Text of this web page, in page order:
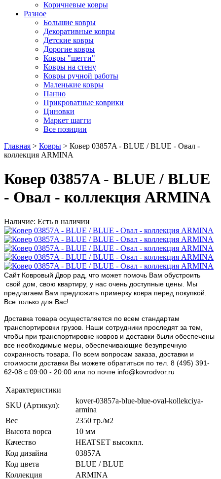
Коричневые ковры
Разное
Большие ковры
Декоративные ковры
Детские ковры
Дорогие ковры
Ковры "шегги"
Ковры на стену
Ковры ручной работы
Маленькие ковры
Панно
Прикроватные коврики
Циновки
Маркет шагги
Все позиции
Главная > Ковры > Ковер 03857A - BLUE / BLUE - Овал -
коллекция ARMINA
Ковер 03857A - BLUE / BLUE
- Овал - коллекция ARMINA
Наличие: Есть в наличии
Сайт Ковровый Двор рад, что может помочь Вам обустроить
свой дом, свою квартиру, у нас очень доступные цены. Мы
предлагаем Вам предложить примерку ковра перед покупкой.
Все только для Вас!
Доставка товара осуществляется по всем стандартам
транспортировки грузов. Наши сотрудники проследят за тем,
чтобы при транспортировке ковров и доставки были обеспечены
все необходимые меры, обеспечивающие безупречную
сохранность товара. По всем вопросам заказа, доставки и
стоимости доставки Вы можете обратиться по тел. 8 (495) 391-
62-08 c 09:00 - 20:00 или по почте info@kovrodvor.ru
Характеристики
SKU (Артикул):
kover-03857a-blue-blue-oval-kollekciya-
armina
Вес
2350 гр./м2
Высота ворса
10 мм
Качество
HEATSET высокпл.
Код дизайна
03857A
Код цвета
BLUE / BLUE
Коллекция
ARMINA